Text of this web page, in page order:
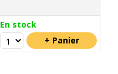
En stock